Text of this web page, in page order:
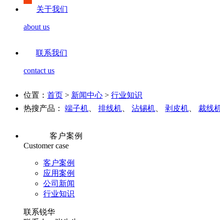
关于我们
about us
联系我们
contact us
位置： 首页 > 新闻中心 > 行业知识
热搜产品：
端子机 排线机 沾锡机 剥皮机 裁线
客户案例
Customer case
客户案例
应用案例
公司新闻
行业知识
联系锐华